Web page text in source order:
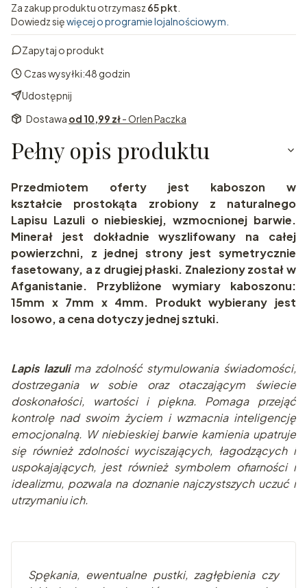
Za zakup produktu otrzymasz 65 pkt
Dowiedz sięwięcej o programie lojalnościowym.
Zapytaj o produkt
Czas wysyłki:48 godzin
Udostępnij
Dostawa od 10,99 zł- Orlen Paczka
Pełny opis produktu
Przedmiotem oferty jest kaboszon w
kształcie prostokąta zrobiony z naturalnego
Lapisu Lazuli o niebieskiej, wzmocnionej barwie.
Minerał jest dokładnie wyszlifowany na całej
powierzchni, z jednej strony jest symetrycznie
fasetowany, a z drugiej płaski. Znaleziony został w
Afganistanie. Przybliżone wymiary kaboszonu:
15mm x 7mm x 4mm. Produkt wybierany jest
losowo, a cena dotyczy jednej sztuki.
Lapis lazulima zdolność stymulowania świadomości,
dostrzegania w sobie oraz otaczającym świecie
doskonałości, wartości i piękna. Pomaga przejąć
kontrolę nad swoim życiem i wzmacnia inteligencję
emocjonalną. W niebieskiej barwie kamienia upatruje
się również zdolności wyciszających, łagodzących i
uspokajających, jest również symbolem ofiarności i
idealizmu, pozwala na doznanie najczystszych uczuć i
utrzymaniu ich.
Spękania, ewentualne pustki, zagłębienia czy